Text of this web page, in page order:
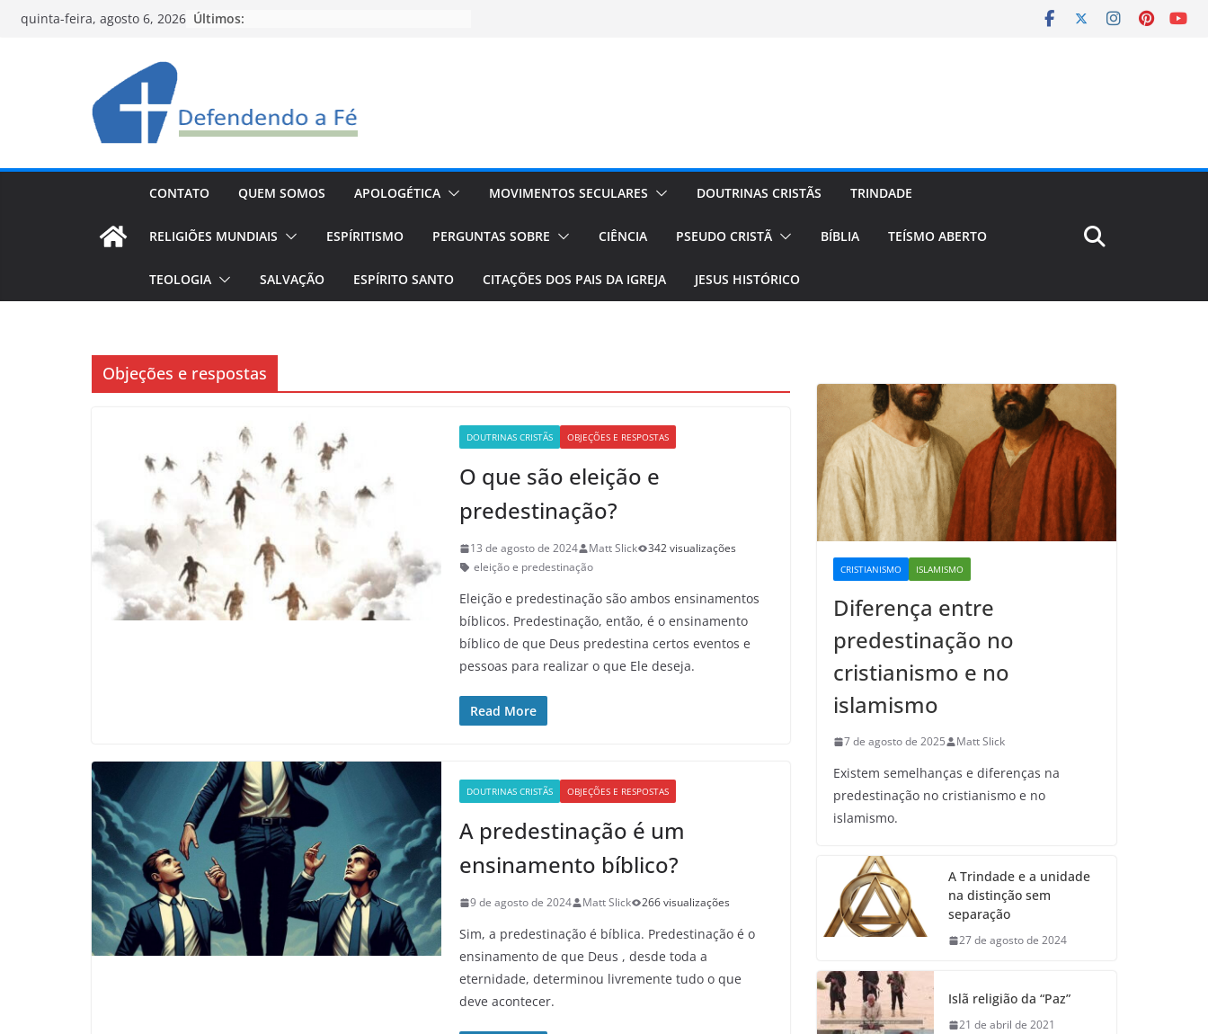
Pularquinta-feira, agosto 6, 2026 Últimos:
CONTATO QUEM SOMOS APOLOGÉTICA MOVIMENTOS SECULARES DOUTRINAS CRISTÃS TRINDADE
RELIGIÕES MUNDIAIS ESPÍRITISMO PERGUNTAS SOBRE CIÊNCIA PSEUDO CRISTÃ BÍBLIA TEÍSMO ABERTO
TEOLOGIA SALVAÇÃO ESPÍRITO SANTO CITAÇÕES DOS PAIS DA IGREJA JESUS HISTÓRICO
Objeções e respostas
DOUTRINAS CRISTÃS OBJEÇÕES E RESPOSTAS
O que são eleição e
predestinação?
13 de agosto de 2024 Matt Slick
342 visualizações
eleição e predestinação
Eleição e predestinação são ambos ensinamentos
bíblicos. Predestinação, então, é o ensinamento
bíblico de que Deus predestina certos eventos e
pessoas para realizar o que Ele deseja.
Read More
DOUTRINAS CRISTÃS OBJEÇÕES E RESPOSTAS
A predestinação é um
ensinamento bíblico?
9 de agosto de 2024 Matt Slick 266 visualizações
Sim, a predestinação é bíblica. Predestinação é o
ensinamento de que Deus , desde toda a
eternidade, determinou livremente tudo o que
deve acontecer.
CRISTIANISMO ISLAMISMO
Diferença entre
predestinação no
cristianismo e no
islamismo
7 de agosto de 2025 Matt Slick
Existem semelhanças e diferenças na
predestinação no cristianismo e no
islamismo.
A Trindade e a unidade
na distinção sem
separação
27 de agosto de 2024
Islã religião da “Paz”
21 de abril de 2021